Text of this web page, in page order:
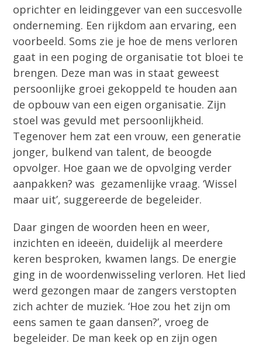
oprichter en leidinggever van een succesvolle
onderneming. Een rijkdom aan ervaring, een
voorbeeld. Soms zie je hoe de mens verloren
gaat in een poging de organisatie tot bloei te
brengen. Deze man was in staat geweest
persoonlijke groei gekoppeld te houden aan
de opbouw van een eigen organisatie. Zijn
stoel was gevuld met persoonlijkheid.
Tegenover hem zat een vrouw, een generatie
jonger, bulkend van talent, de beoogde
opvolger. Hoe gaan we de opvolging verder
aanpakken? was gezamenlijke vraag. ‘Wissel
maar uit’, suggereerde de begeleider.
Daar gingen de woorden heen en weer,
inzichten en ideeën, duidelijk al meerdere
keren besproken, kwamen langs. De energie
ging in de woordenwisseling verloren. Het lied
werd gezongen maar de zangers verstopten
zich achter de muziek. ‘Hoe zou het zijn om
eens samen te gaan dansen?’, vroeg de
begeleider. De man keek op en zijn ogen